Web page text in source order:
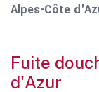
Alpes-Côte
Fuite
d'Azur